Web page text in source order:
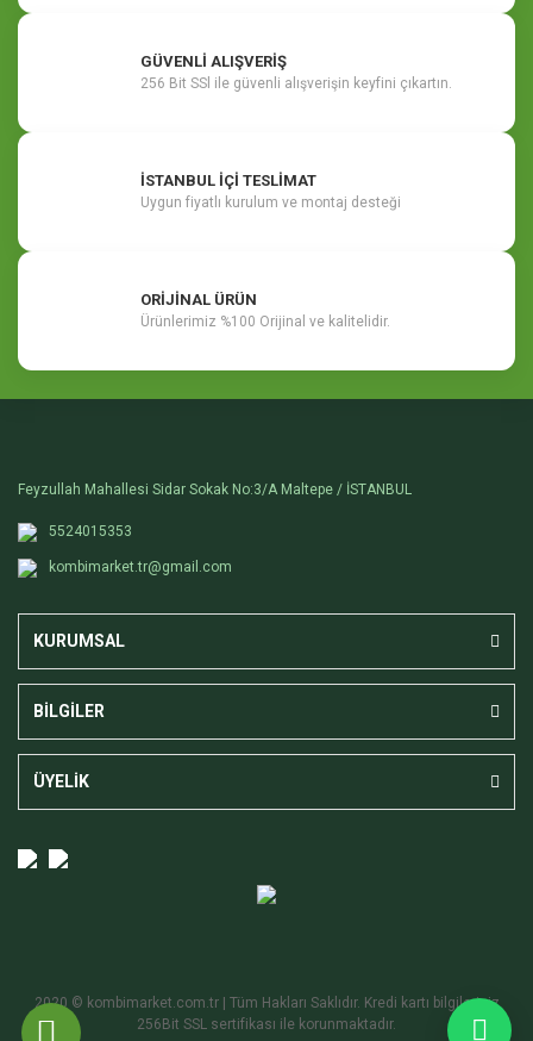
GÜVENLİ ALIŞVERİŞ
256 Bit SSl ile güvenli alışverişin keyfini çıkartın.
İSTANBUL İÇİ TESLİMAT
Uygun fiyatlı kurulum ve montaj desteği
ORİJİNAL ÜRÜN
Ürünlerimiz %100 Orijinal ve kalitelidir.
Feyzullah Mahallesi Sidar Sokak No:3/A Maltepe / İSTANBUL
5524015353
kombimarket.tr@gmail.com
KURUMSAL
BİLGİLER
ÜYELİK
2020 © kombimarket.com.tr | Tüm Hakları Saklıdır. Kredi kartı bilgileriniz
256Bit SSL sertifikası ile korunmaktadır.